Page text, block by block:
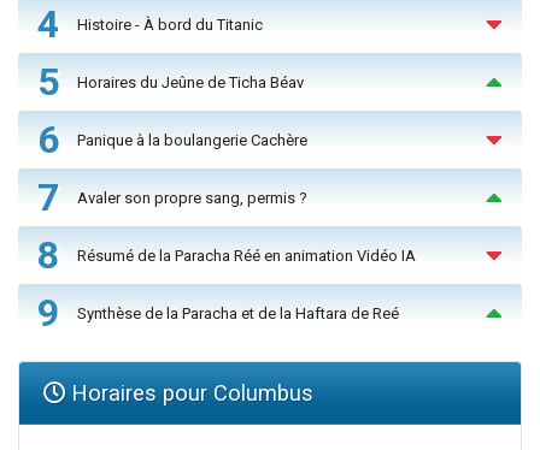
4 Histoire - À bord du Titanic
5 Horaires du Jeûne de Ticha Béav
6 Panique à la boulangerie Cachère
7 Avaler son propre sang, permis ?
8 Résumé de la Paracha Réé en animation Vidéo IA
9 Synthèse de la Paracha et de la Haftara de Reé
Horaires pour Columbus